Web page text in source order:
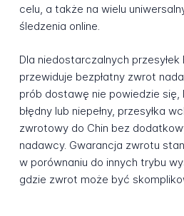
celu, a także na wielu
śledzenia online.
Dla niedostarczalnych przesyłek
przewiduje bezpłatny zwrot
prób dostawę nie powiedzie się,
błędny lub niepełny, przesyłka
zwrotowy do Chin bez
nadawcy. Gwarancja zwrotu
w porównaniu do innych trybu
gdzie zwrot może być